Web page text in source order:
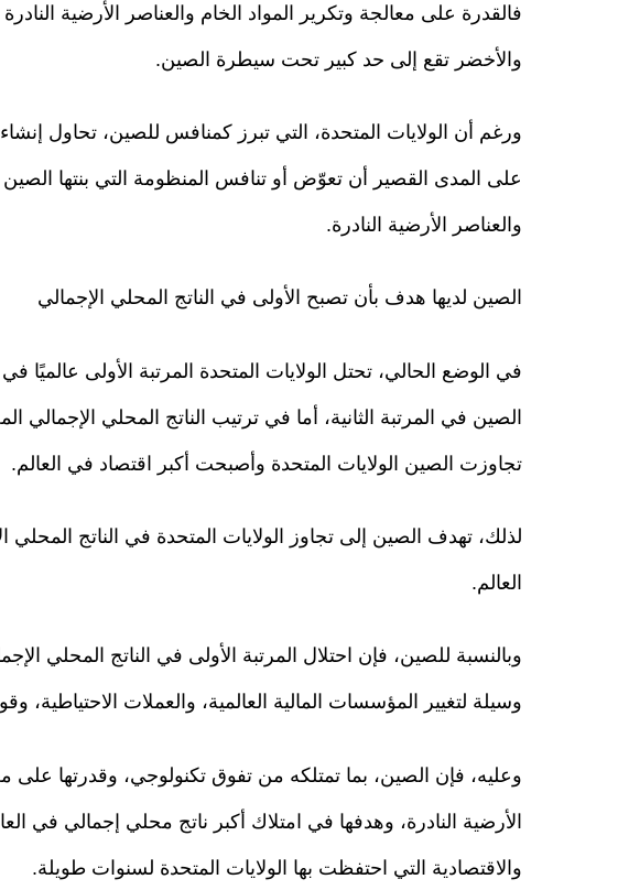
فالقدرة على معالجة وتكرير المواد الخام والعناصر الأرضية
والأخضر تقع إلى حد كبير تحت سيطرة الصين.
ورغم أن الولايات المتحدة، التي تبرز كمنافس للصين، تحاول
على المدى القصير أن تعوّض أو تنافس المنظومة التي بنتها
والعناصر الأرضية النادرة.
الصين لديها هدف بأن تصبح الأولى في الناتج المحلي الإجمالي
في الوضع الحالي، تحتل الولايات المتحدة المرتبة الأولى عالميًا
الصين في المرتبة الثانية، أما في ترتيب الناتج المحلي الإجمالي
تجاوزت الصين الولايات المتحدة وأصبحت أكبر اقتصاد في العالم.
لذلك، تهدف الصين إلى تجاوز الولايات المتحدة في الناتج المحلي
العالم.
وبالنسبة للصين، فإن احتلال المرتبة الأولى في الناتج المحلي
وسيلة لتغيير المؤسسات المالية العالمية، والعملات الاحتياطية،
وعليه، فإن الصين، بما تمتلكه من تفوق تكنولوجي، وقدرتها على
الأرضية النادرة، وهدفها في امتلاك أكبر ناتج محلي إجمالي في
والاقتصادية التي احتفظت بها الولايات المتحدة لسنوات طويلة.